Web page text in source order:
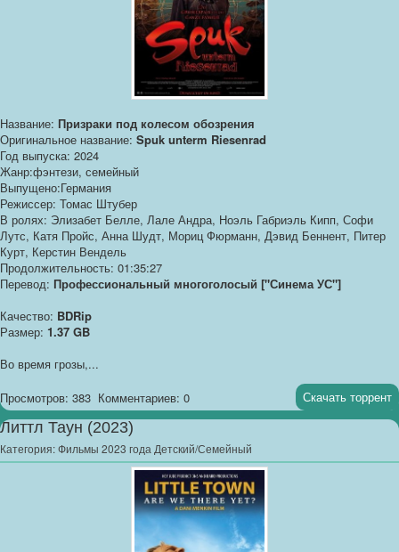
Название: Призраки под колесом обозрения
Оригинальное название: Spuk unterm Riesenrad
Год выпуска: 2024
Жанр:фэнтези, семейный
Выпущено:Германия
Режиссер: Томас Штубер
В ролях: Элизабет Белле, Лале Андра, Ноэль Габриэль Кипп, Софи
Лутс, Катя Пройс, Анна Шудт, Мориц Фюрманн, Дэвид Беннент, Питер
Курт, Керстин Вендель
Продолжительность: 01:35:27
Перевод: Профессиональный многоголосый ["Синема УС"]
Качество: BDRip
Размер: 1.37 GB
Во время грозы,...
Просмотров: 383 Комментариев: 0 Скачать торрент
Литтл Таун (2023)
Категория:Фильмы 2023 года Детский/Семейный